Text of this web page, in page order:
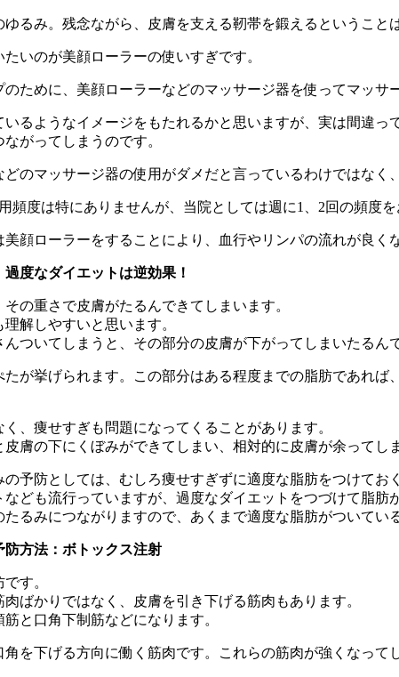
るみ。残念ながら、皮膚を支える靭帯を鍛えるということ
いのが美顔ローラーの使いすぎです。
ために、美顔ローラーなどのマッサージ器を使ってマッサ
いるようなイメージをもたれるかと思いますが、実は間違
がってしまうのです。
のマッサージ器の使用がダメだと言っているわけではなく
頻度は特にありませんが、当院としては週に1、2回の頻度を
美顔ローラーをすることにより、血行やリンパの流れが良
度なダイエットは逆効果！
の重さで皮膚がたるんできてしまいます。
解しやすいと思います。
ついてしまうと、その部分の皮膚が下がってしまいたるん
が挙げられます。この部分はある程度までの脂肪であれ
、痩せすぎも問題になってくることがあります。
膚の下にくぼみができてしまい、相対的に皮膚が余ってし
予防としては、むしろ痩せすぎずに適度な脂肪をつけてお
ども流行っていますが、過度なダイエットをつづけて脂肪
るみにつながりますので、あくまで適度な脂肪がついてい
方法：ボトックス注射
す。
ばかりではなく、皮膚を引き下げる筋肉もあります。
と口角下制筋などになります。
を下げる方向に働く筋肉です。これらの筋肉が強くなっ